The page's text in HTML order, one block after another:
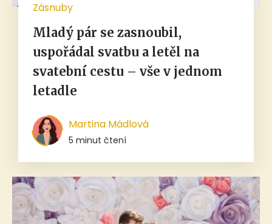
Zásnuby
Mladý pár se zasnoubil,
uspořádal svatbu a letěl na
svatební cestu – vše v jednom
letadle
Martina Mádlová
5 minut čtení